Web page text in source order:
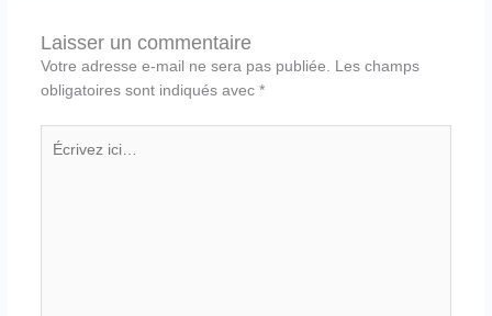
Laisser un commentaire
Votre adresse e-mail ne sera pas publiée.
Les champs
obligatoires sont indiqués avec *
ici…